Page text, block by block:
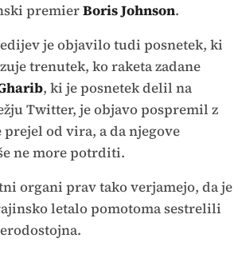
premierBoris Johnson.
je objavilo tudi posnetek, ki
trenutek, ko raketa zadane
, ki je posnetek delil na
Twitter, je objavo pospremil z
prejel od vira, a da njegove
ne more potrditi.
organi prav tako verjamejo, da je
letalo pomotoma sestrelili